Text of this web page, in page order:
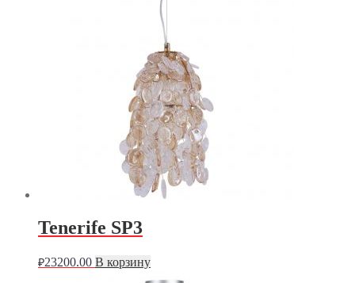
Tenerife SP3
₽23200.00 В корзину